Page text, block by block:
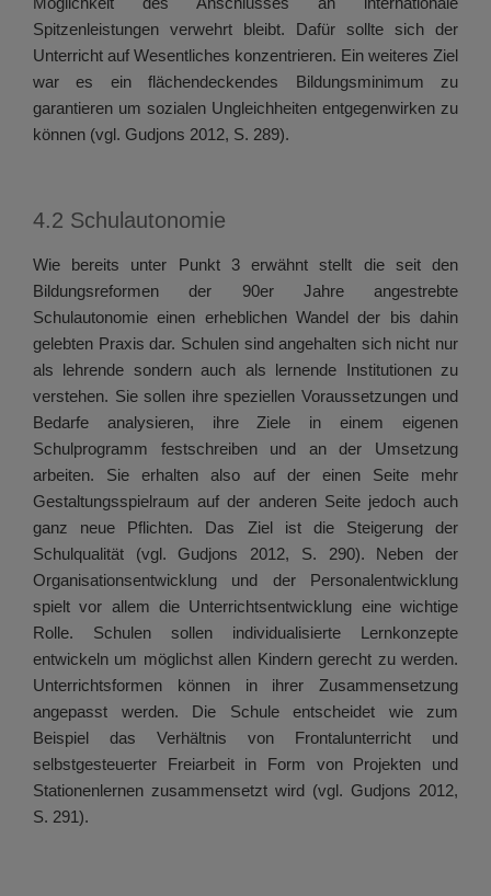
Spitzenleistungen verwehrt bleibt. Dafür sollte sich der
Unterricht auf Wesentliches konzentrieren. Ein weiteres Ziel
war es ein flächendeckendes Bildungsminimum zu
garantieren um sozialen Ungleichheiten entgegenwirken zu
können (vgl. Gudjons 2012, S. 289).
4.2 Schulautonomie
Wie bereits unter Punkt 3 erwähnt stellt die seit den
Bildungsreformen der 90er Jahre angestrebte
Schulautonomie einen erheblichen Wandel der bis dahin
gelebten Praxis dar. Schulen sind angehalten sich nicht nur
als lehrende sondern auch als lernende Institutionen zu
verstehen. Sie sollen ihre speziellen Voraussetzungen und
Bedarfe analysieren, ihre Ziele in einem eigenen
Schulprogramm festschreiben und an der Umsetzung
arbeiten. Sie erhalten also auf der einen Seite mehr
Gestaltungsspielraum auf der anderen Seite jedoch auch
ganz neue Pflichten. Das Ziel ist die Steigerung der
Schulqualität (vgl. Gudjons 2012, S. 290). Neben der
Organisationsentwicklung und der Personalentwicklung
spielt vor allem die Unterrichtsentwicklung eine wichtige
Rolle. Schulen sollen individualisierte Lernkonzepte
entwickeln um möglichst allen Kindern gerecht zu werden.
Unterrichtsformen können in ihrer Zusammensetzung
angepasst werden. Die Schule entscheidet wie zum
Beispiel das Verhältnis von Frontalunterricht und
selbstgesteuerter Freiarbeit in Form von Projekten und
Stationenlernen zusammensetzt wird (vgl. Gudjons 2012,
S. 291).